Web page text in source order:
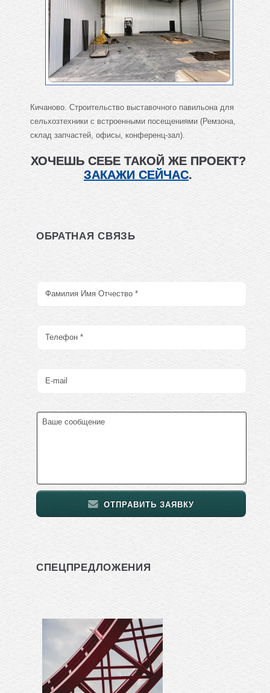
Кичаново. Строительство выставочного павильона для
сельхозтехники с встроенными посещениями (Ремзона,
склад запчастей, офисы, конференц-зал).
ХОЧЕШЬ СЕБЕ ТАКОЙ ЖЕ ПРОЕКТ?
ЗАКАЖИ СЕЙЧАС.
ОБРАТНАЯ СВЯЗЬ
ОТПРАВИТЬ ЗАЯВКУ
СПЕЦПРЕДЛОЖЕНИЯ